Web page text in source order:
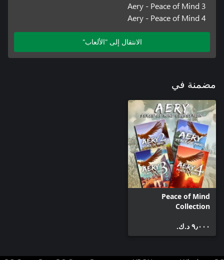
Aery - Peace of Mind 3
Aery - Peace of Mind 4
الانتقال إلى "الألعاب"
مضمنة في
Peace of Mind
Collection
٩٫٠٠٠ د.ك.‏